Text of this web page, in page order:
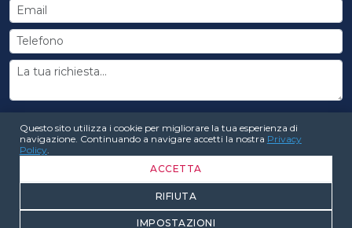
INVIA RICHIESTA
© 2026 Coreform Formazione. Tutti i diritti riservati
Questo sito utilizza i cookie per migliorare la tua esperienza di
navigazione. Continuando a navigare accetti la nostra Privacy
Policy.
ACCETTA
RIFIUTA
IMPOSTAZIONI